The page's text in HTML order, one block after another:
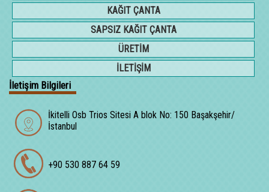
KAĞIT ÇANTA
SAPSIZ KAĞIT ÇANTA
ÜRETİM
İLETİŞİM
İletişim Bilgileri
İkitelli Osb Trios Sitesi A blok No: 150 Başakşehir/
İstanbul
+90 530 887 64 59